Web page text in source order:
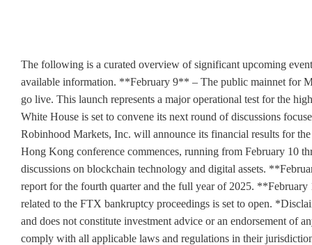
The following is a curated overview of significant upcoming
available information. **February 9** – The public mainnet for
go live. This launch represents a major operational test for the
White House is set to convene its next round of discussions
Robinhood Markets, Inc. will announce its financial results for
Hong Kong conference commences, running from February 10
discussions on blockchain technology and digital assets.
report for the fourth quarter and the full year of 2025.
related to the FTX bankruptcy proceedings is set to open.
and does not constitute investment advice or an endorsement of
comply with all applicable laws and regulations in their